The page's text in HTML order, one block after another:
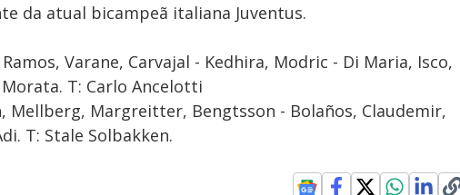
da atual bicampeã italiana Juventus.
Varane, Carvajal - Kedhira, Modric - Di Maria, Isco,
T: Carlo Ancelotti
Mellberg, Margreitter, Bengtsson - Bolaños, Claudemir,
T: Stale Solbakken.